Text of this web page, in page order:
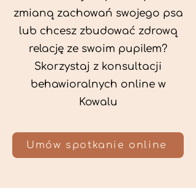
zmianą zachowań swojego psa
lub chcesz zbudować zdrową
relację ze swoim pupilem?
Skorzystaj z konsultacji
behawioralnych online w
Kowalu
Umów spotkanie online